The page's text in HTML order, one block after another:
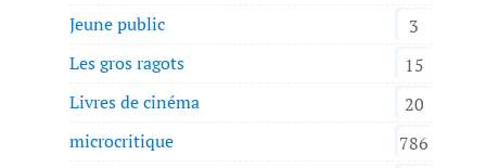
Jeune public
3
Les gros ragots
15
Livres de cinéma
20
microcritique
786